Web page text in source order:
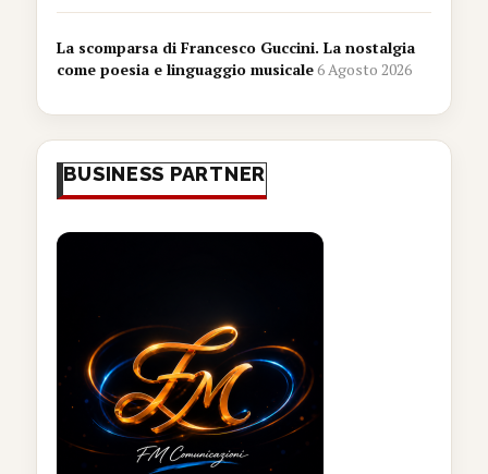
La scomparsa di Francesco Guccini. La nostalgia
come poesia e linguaggio musicale6 Agosto 2026
BUSINESS PARTNER